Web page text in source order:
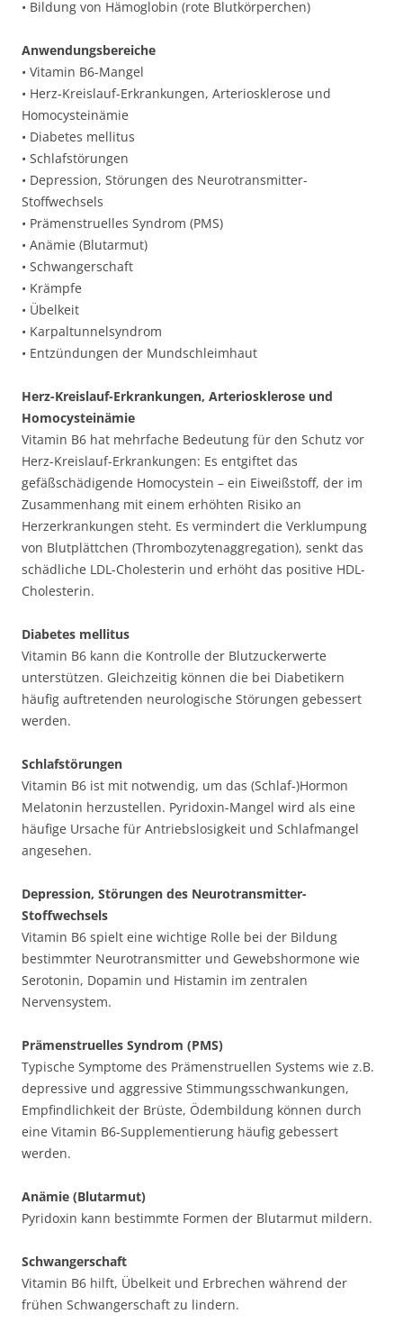
• Bildung von Hämoglobin (rote Blutkörperchen)
Anwendungsbereiche
• Vitamin B6-Mangel
• Herz-Kreislauf-Erkrankungen, Arteriosklerose und
Homocysteinämie
• Diabetes mellitus
• Schlafstörungen
• Depression, Störungen des Neurotransmitter-
Stoffwechsels
• Prämenstruelles Syndrom (PMS)
• Anämie (Blutarmut)
• Schwangerschaft
• Krämpfe
• Übelkeit
• Karpaltunnelsyndrom
• Entzündungen der Mundschleimhaut
Herz-Kreislauf-Erkrankungen, Arteriosklerose und
Homocysteinämie
Vitamin B6 hat mehrfache Bedeutung für den Schutz vor
Herz-Kreislauf-Erkrankungen: Es entgiftet das
gefäßschädigende Homocystein – ein Eiweißstoff, der im
Zusammenhang mit einem erhöhten Risiko an
Herzerkrankungen steht. Es vermindert die Verklumpung
von Blutplättchen (Thrombozytenaggregation), senkt das
schädliche LDL-Cholesterin und erhöht das positive HDL-
Cholesterin.
Diabetes mellitus
Vitamin B6 kann die Kontrolle der Blutzuckerwerte
unterstützen. Gleichzeitig können die bei Diabetikern
häufig auftretenden neurologische Störungen gebessert
werden.
Schlafstörungen
Vitamin B6 ist mit notwendig, um das (Schlaf-)Hormon
Melatonin herzustellen. Pyridoxin-Mangel wird als eine
häufige Ursache für Antriebslosigkeit und Schlafmangel
angesehen.
Depression, Störungen des Neurotransmitter-
Stoffwechsels
Vitamin B6 spielt eine wichtige Rolle bei der Bildung
bestimmter Neurotransmitter und Gewebshormone wie
Serotonin, Dopamin und Histamin im zentralen
Nervensystem.
Prämenstruelles Syndrom (PMS)
Typische Symptome des Prämenstruellen Systems wie z.B.
depressive und aggressive Stimmungsschwankungen,
Empfindlichkeit der Brüste, Ödembildung können durch
eine Vitamin B6-Supplementierung häufig gebessert
werden.
Anämie (Blutarmut)
Pyridoxin kann bestimmte Formen der Blutarmut mildern.
Schwangerschaft
Vitamin B6 hilft, Übelkeit und Erbrechen während der
frühen Schwangerschaft zu lindern.